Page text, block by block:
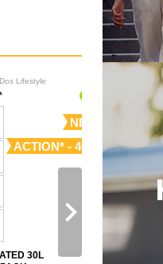
Lifestyle
NEW
ACTION* - 40%
30L
Sacs à Dos
CAMPUS
navigate_next